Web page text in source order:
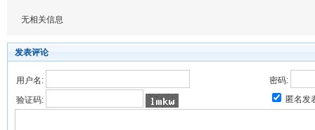
无相关信息
发表评论
用户名:
密码:
验证码:
匿名发